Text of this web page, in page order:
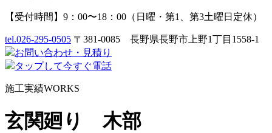
【受付時間】9：00〜18：00（日曜・第1、第3土曜日定休）
tel.026-295-0505 〒381-0085 長野県長野市上野1丁目1558-1
お問い合わせ ・ 見積り
タップして今すぐ電話
施工実績WORKS
玄関廻り 木部